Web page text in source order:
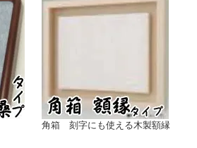
角箱 刻字にも使える木製額縁